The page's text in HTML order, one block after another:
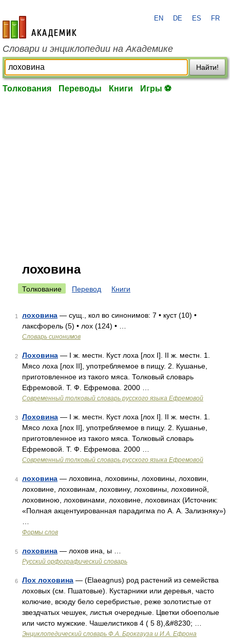
academic.ru
EN DE ES FR
Словари и энциклопедии на Академике
Найти!
Толкования Переводы Книги Игры ⚽
лоховина
Толкование Перевод Книги
1 лоховина — сущ., кол во синонимов: 7 • куст (10) •
лаксфорель (5) • лох (124) • …
Словарь синонимов
2 Лоховина — I ж. местн. Куст лоха [лох I]. II ж. местн. 1.
Мясо лоха [лох II], употребляемое в пищу. 2. Кушанье,
приготовленное из такого мяса. Толковый словарь
Ефремовой. Т. Ф. Ефремова. 2000 …
Современный толковый словарь русского языка Ефремовой
3 Лоховина — I ж. местн. Куст лоха [лох I]. II ж. местн. 1.
Мясо лоха [лох II], употребляемое в пищу. 2. Кушанье,
приготовленное из такого мяса. Толковый словарь
Ефремовой. Т. Ф. Ефремова. 2000 …
Современный толковый словарь русского языка Ефремовой
4 лоховина — лоховина, лоховины, лоховины, лоховин,
лоховине, лоховинам, лоховину, лоховины, лоховиной,
лоховиною, лоховинами, лоховине, лоховинах (Источник:
«Полная акцентуированная парадигма по А. А. Зализняку»)
Формы слов
5 лоховина — лохов ина, ы …
Русский орфографический словарь
6 Лох лоховина — (Elaeagnus) род растений из семейства
лоховых (см. Пшатовые). Кустарники или деревья, часто
колючие, всюду бело серебристые, реже золотистые от
звездчатых чешуек, листья очередные. Цветки обоеполые
или чисто мужские. Чашелистиков 4 ( 5 8),&#8230; …
Энциклопедический словарь Ф.А. Брокгауза и И.А. Ефрона